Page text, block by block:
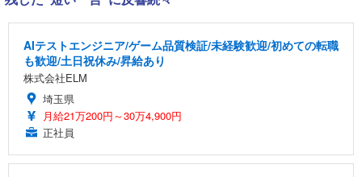
AIテストエンジニア/ゲーム品質検証/未経験歓迎/初めての転職
も歓迎/土日祝休み/昇給あり
株式会社ELM
埼玉県
月給21万200円～30万4,900円
正社員